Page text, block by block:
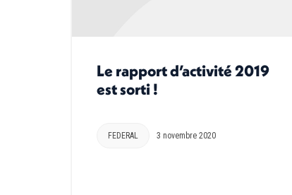
Le rapport d’activité 2019
est sorti !
FEDERAL 3 novembre 2020